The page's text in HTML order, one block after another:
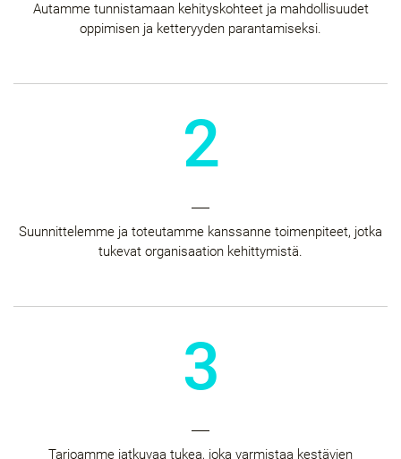
Autamme tunnistamaan kehityskohteet ja mahdollisuudet
oppimisen ja ketteryyden parantamiseksi.
2
Suunnittelemme ja toteutamme kanssanne toimenpiteet, jotka
tukevat organisaation kehittymistä.
3
Tarjoamme jatkuvaa tukea, joka varmistaa kestävien